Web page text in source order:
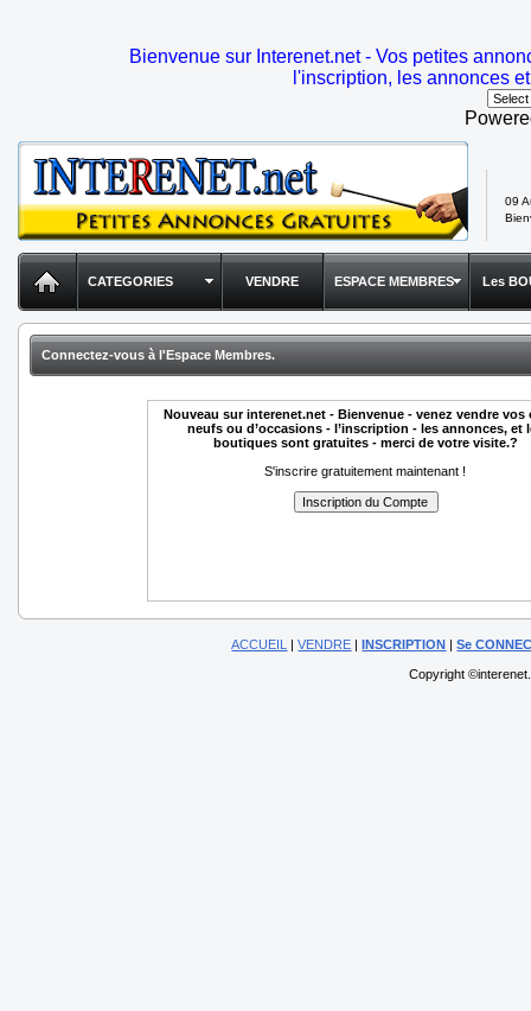
Bienvenue sur Interenet.net - Vos petites
l'inscription, les annonces
09
CATEGORIES VENDRE ESPACE MEMBRES Les
Connectez-vous à l'Espace Membres.
Nouveau sur interenet.net - Bienvenue - venez vendre vos
neufs ou d’occasions - l’inscription - les annonces, et
boutiques sont gratuites - merci de votre visite.?
S'inscrire gratuitement maintenant !
ACCUEIL |VENDRE |INSCRIPTION |Se
Copyright